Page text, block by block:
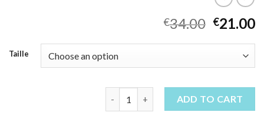
€34.00 €21.00
Taille
ADD TO CART